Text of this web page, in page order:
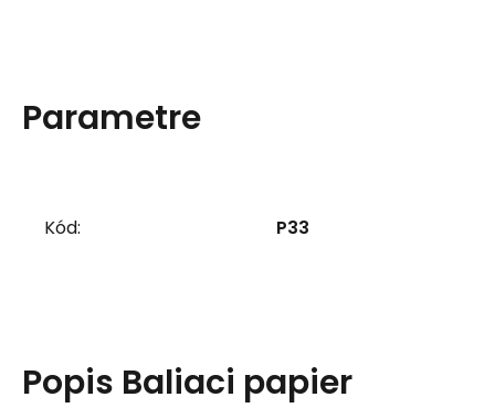
Parametre
Kód: P33
Popis Baliaci papier